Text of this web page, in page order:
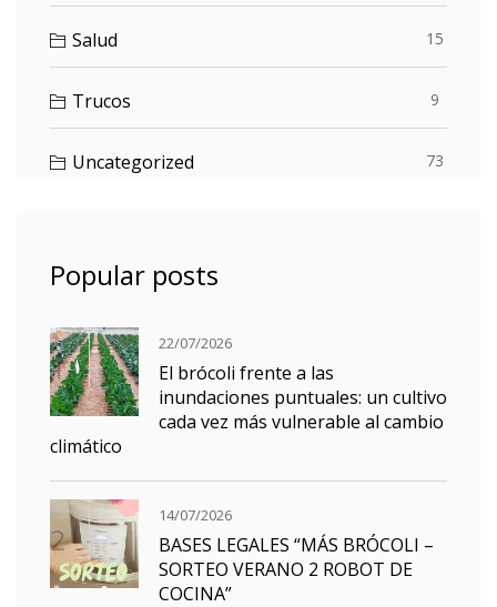
Salud 15
Trucos 9
Uncategorized 73
Popular posts
22/07/2026
El brócoli frente a las
inundaciones puntuales: un cultivo
cada vez más vulnerable al cambio
climático
14/07/2026
BASES LEGALES “MÁS BRÓCOLI –
SORTEO VERANO 2 ROBOT DE
COCINA”